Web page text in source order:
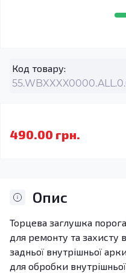
Код товару:
490.00 грн.
Опис
Торцева заглушка
для ремонту та захисту
задньої внутрішньої
для обробки